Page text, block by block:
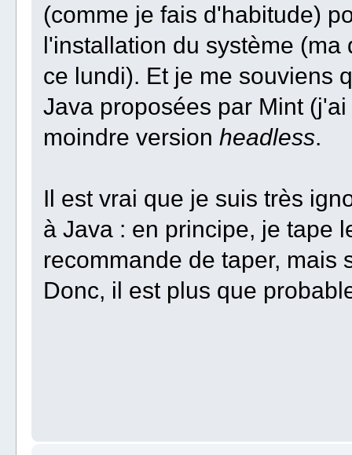
(comme je fais d'habitude)
l'installation du système
ce lundi). Et je me souviens
Java proposées par Mint
moindre version headless.
Il est vrai que je suis très
à Java : en principe, je tape
recommande de taper, mais
Donc, il est plus que